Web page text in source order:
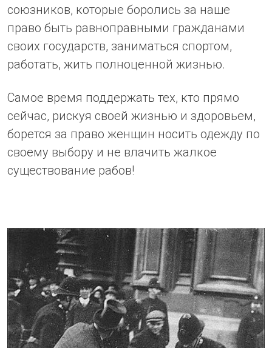
союзников, которые боролись за наше
право быть равноправными гражданами
своих государств, заниматься спортом,
работать, жить полноценной жизнью.
Самое время поддержать тех, кто прямо
сейчас, рискуя своей жизнью и здоровьем,
борется за право женщин носить одежду по
своему выбору и не влачить жалкое
существование рабов!